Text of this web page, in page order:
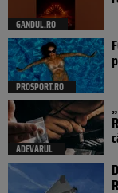
GANDUL.RO
PROSPORT.RO
ADEVARUL